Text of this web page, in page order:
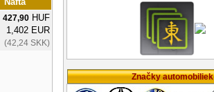
427,90HUF
1,402 EUR
(42,24 SKK)
Značky automobiliek